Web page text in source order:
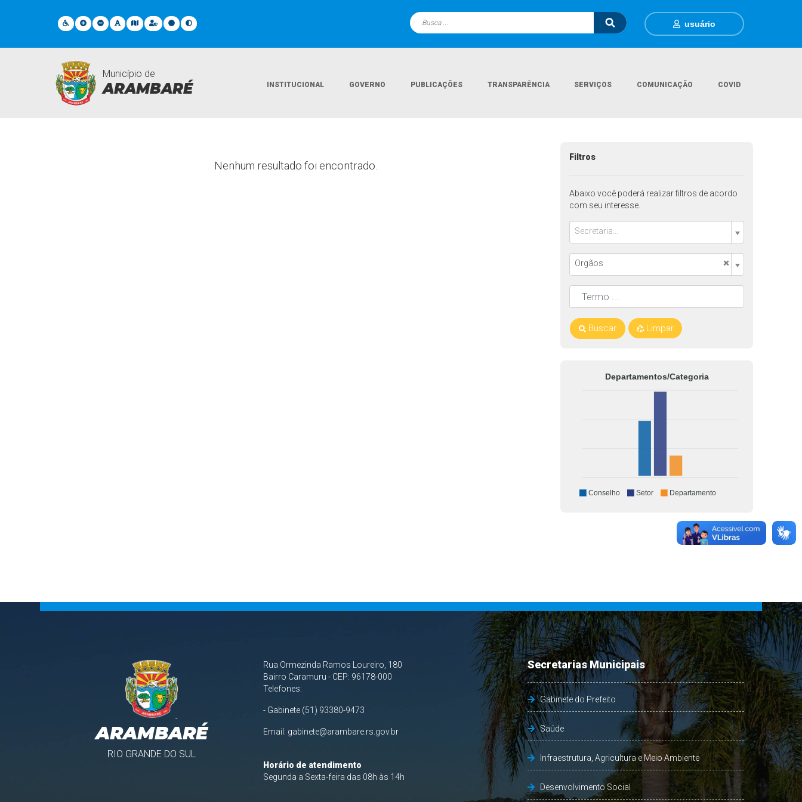
usuário
Município de
ARAMBARÉ INSTITUCIONAL GOVERNO PUBLICAÇÕES TRANSPARÊNCIA SERVIÇOS COMUNICAÇÃO COVID
Departamentos
Nenhum resultado foi encontrado.
Filtros
Abaixo você poderá realizar filtros de acordo
com seu interesse.
Secretaria...
×
Orgãos
Buscar Limpar
Departamentos/Categoria
Conselho Setor Departamento
ARAMBARÉ
RIO GRANDE DO SUL
Rua Ormezinda Ramos Loureiro, 180
Bairro Caramuru - CEP: 96178-000
Telefones:
- Gabinete (51) 93380-9473
Email: gabinete@arambare.rs.gov.br
Horário de atendimento
Segunda a Sexta-feira das 08h às 14h
Secretarias Municipais
Gabinete do Prefeito
Saúde
Infraestrutura, Agricultura e Meio Ambiente
Desenvolvimento Social